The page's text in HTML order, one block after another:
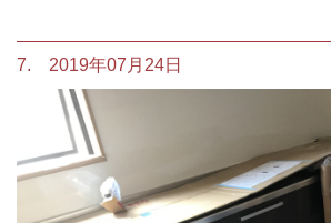
7. 2019年07月24日